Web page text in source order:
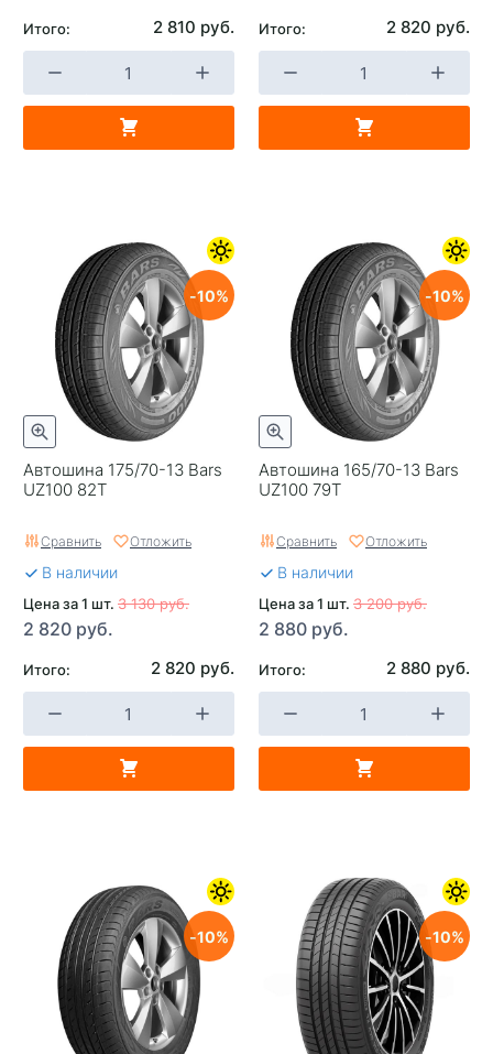
Итого: 2 810 руб. Итого: 2 820 руб.
Автошина 175/70-13 Bars
UZ100 82T
10
Сравнить Отложить
В наличии
Цена за 1 шт. 3 130 руб.
2 820 руб.
Итого: 2 820 руб.
Автошина 165/70-13 Bars
UZ100 79T
10
Сравнить Отложить
В наличии
Цена за 1 шт. 3 200 руб.
2 880 руб.
Итого: 2 880 руб.
10 10